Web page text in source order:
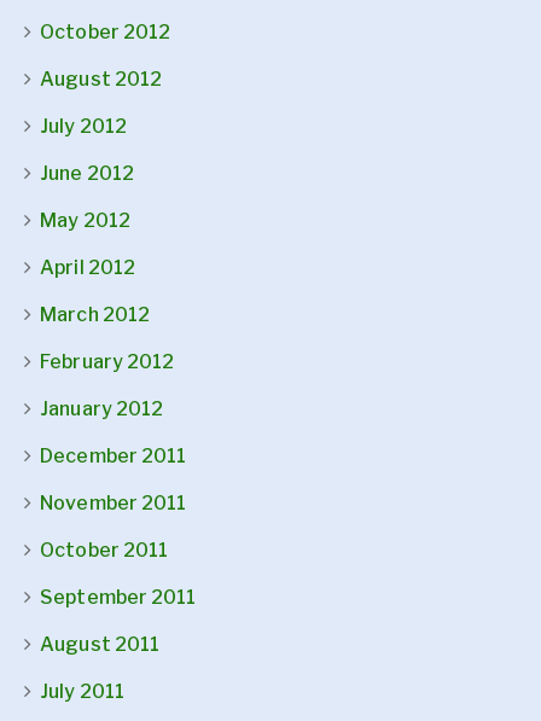
October 2012
August 2012
July 2012
June 2012
May 2012
April 2012
March 2012
February 2012
January 2012
December 2011
November 2011
October 2011
September 2011
August 2011
July 2011